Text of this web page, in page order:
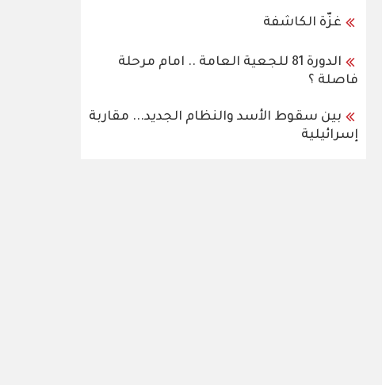
غزّة الكاشفة
الدورة 81 للجعية العامة .. امام مرحلة
فاصلة ؟
بين سقوط الأسد والنظام الجديد... مقاربة
إسرائيلية